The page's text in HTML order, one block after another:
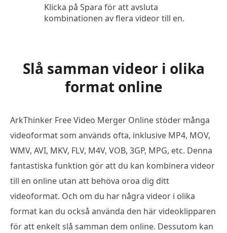
Klicka på Spara för att avsluta
kombinationen av flera videor till en.
Slå samman videor i olika
format online
ArkThinker Free Video Merger Online stöder många
videoformat som används ofta, inklusive MP4, MOV,
WMV, AVI, MKV, FLV, M4V, VOB, 3GP, MPG, etc. Denna
fantastiska funktion gör att du kan kombinera videor
till en online utan att behöva oroa dig ditt
videoformat. Och om du har några videor i olika
format kan du också använda den här videoklipparen
för att enkelt slå samman dem online. Dessutom kan